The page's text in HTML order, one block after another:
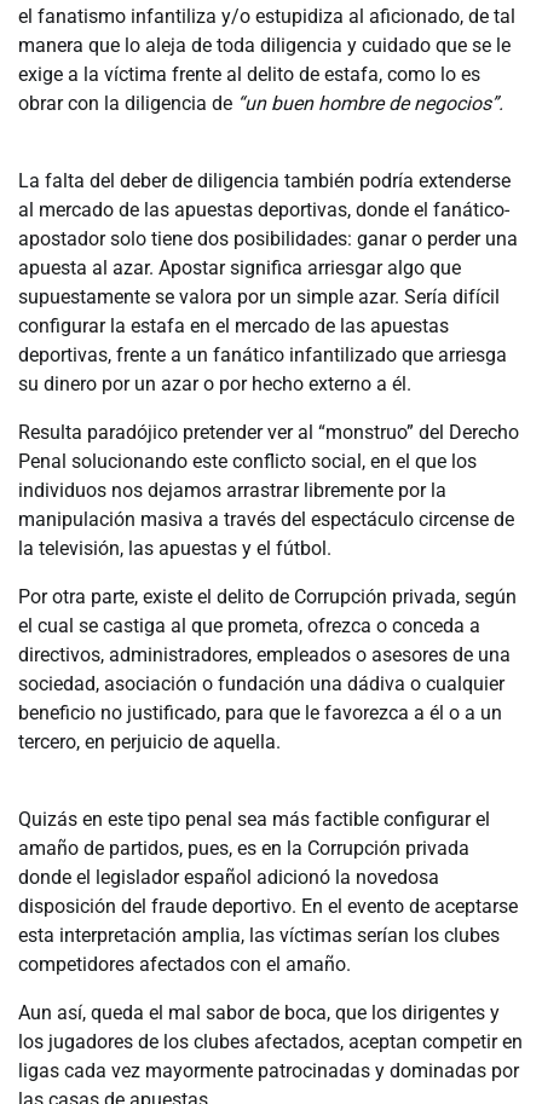
el fanatismo infantiliza y/o estupidiza al aficionado, de tal
manera que lo aleja de toda diligencia y cuidado que se le
exige a la víctima frente al delito de estafa, como lo es
obrar con la diligencia de “un buen hombre de negocios”.
La falta del deber de diligencia también podría extenderse
al mercado de las apuestas deportivas, donde el fanático-
apostador solo tiene dos posibilidades: ganar o perder una
apuesta al azar. Apostar significa arriesgar algo que
supuestamente se valora por un simple azar. Sería difícil
configurar la estafa en el mercado de las apuestas
deportivas, frente a un fanático infantilizado que arriesga
su dinero por un azar o por hecho externo a él.
Resulta paradójico pretender ver al “monstruo” del Derecho
Penal solucionando este conflicto social, en el que los
individuos nos dejamos arrastrar libremente por la
manipulación masiva a través del espectáculo circense de
la televisión, las apuestas y el fútbol.
Por otra parte, existe el delito de Corrupción privada, según
el cual se castiga al que prometa, ofrezca o conceda a
directivos, administradores, empleados o asesores de una
sociedad, asociación o fundación una dádiva o cualquier
beneficio no justificado, para que le favorezca a él o a un
tercero, en perjuicio de aquella.
Quizás en este tipo penal sea más factible configurar el
amaño de partidos, pues, es en la Corrupción privada
donde el legislador español adicionó la novedosa
disposición del fraude deportivo. En el evento de aceptarse
esta interpretación amplia, las víctimas serían los clubes
competidores afectados con el amaño.
Aun así, queda el mal sabor de boca, que los dirigentes y
los jugadores de los clubes afectados, aceptan competir en
ligas cada vez mayormente patrocinadas y dominadas por